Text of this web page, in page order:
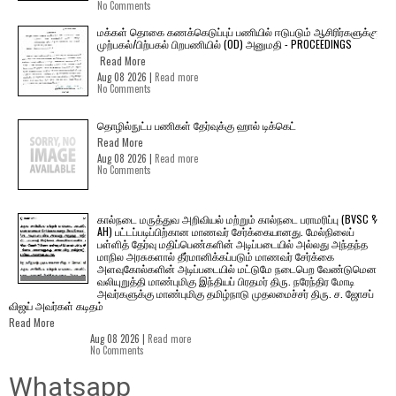
No Comments
மக்கள் தொகை கணக்கெடுப்புப் பணியில் ஈடுபடும் ஆசிரிர்களுக்கு
முற்பகல்/பிற்பகல் பிறபணியில் (OD) அனுமதி - PROCEEDINGS
Read More
Aug 08 2026 | Read more
No Comments
தொழில்நுட்ப பணிகள் தேர்வுக்கு ஹால் ​டிக்கெட்
Read More
Aug 08 2026 | Read more
No Comments
கால்நடை மருத்துவ அறிவியல் மற்றும் கால்நடை பராமரிப்பு (BVSC &
AH) பட்டப்படிப்பிற்கான மாணவர் சேர்க்கையானது. மேல்நிலைப்
பள்ளித் தேர்வு மதிப்பெண்களின் அடிப்படையில் அல்லது அந்தந்த
மாநில அரசுகளால் தீர்மானிக்கப்படும் மாணவர் சேர்க்கை
அளவுகோல்களின் அடிப்படையில் மட்டுமே நடைபெற வேண்டுமென
வலியுறுத்தி மாண்புமிகு இந்தியப் பிரதமர் திரு. நரேந்திர மோடி
அவர்களுக்கு மாண்புமிகு தமிழ்நாடு முதலமைச்சர் திரு. ச. ஜோசப்
விஜய் அவர்கள் கடிதம்
Read More
Aug 08 2026 | Read more
No Comments
Whatsapp